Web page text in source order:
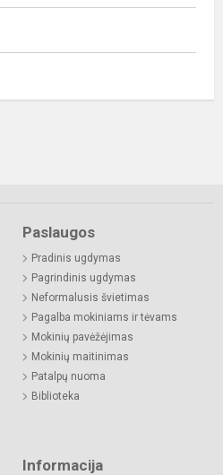
Paslaugos
Pradinis ugdymas
Pagrindinis ugdymas
Neformalusis švietimas
Pagalba mokiniams ir tėvams
Mokinių pavėžėjimas
Mokinių maitinimas
Patalpų nuoma
Biblioteka
Informacija